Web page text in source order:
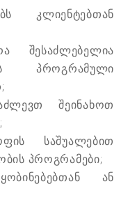
კლიენტებთან
შესაძლებელია
პროგრამული
შეინახოთ
საშუალებით
პროგრამები;
ან